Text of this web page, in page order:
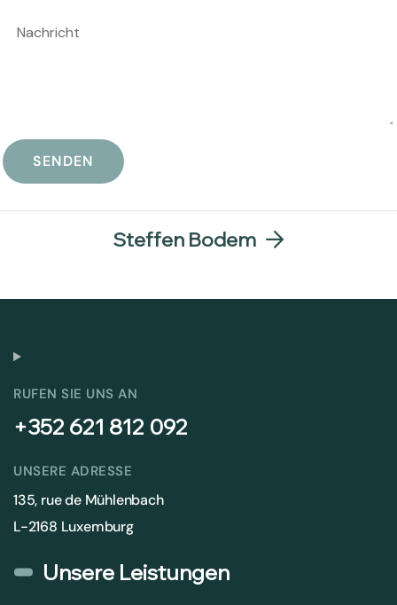
Steffen Bodem
RUFEN SIE UNS AN
+352 621 812 092
UNSERE ADRESSE
135, rue de Mühlenbach
L-2168 Luxemburg
Unsere Leistungen